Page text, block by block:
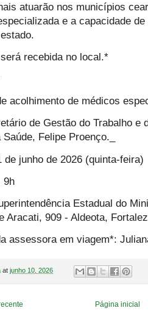
atuarão nos municípios
e a capacidade
recebida no local.*
acolhimento de médicos
de Gestão do Trabalho e
Felipe Proenço._
de junho de 2026 (quinta-feira)
9h
Estadual do
Aracati, 909 - Aldeota,
assessora em viagem*:
at junho 10, 2026
Página inicial